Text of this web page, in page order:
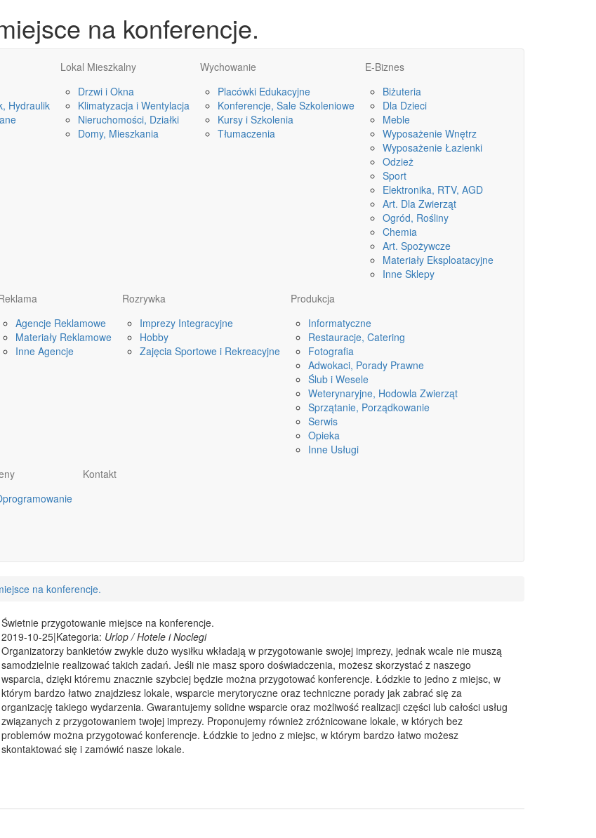
na konferencje.
Hydraulik
Lokal Mieszkalny
Drzwi i Okna
Klimatyzacja i Wentylacja
Nieruchomości, Działki
Domy, Mieszkania
Wychowanie
Placówki Edukacyjne
Konferencje, Sale Szkoleniowe
Kursy i Szkolenia
Tłumaczenia
E-Biznes
Biżuteria
Dla Dzieci
Meble
Wyposażenie Wnętrz
Wyposażenie Łazienki
Odzież
Sport
Elektronika, RTV, AGD
Art. Dla Zwierząt
Ogród, Rośliny
Chemia
Art. Spożywcze
Materiały Eksploatacyjne
Inne Sklepy
Agencje Reklamowe
Materiały Reklamowe
Inne Agencje
Rozrywka
Imprezy Integracyjne
Hobby
Zajęcia Sportowe i Rekreacyjne
Produkcja
Informatyczne
Restauracje, Catering
Fotografia
Adwokaci, Porady Prawne
Ślub i Wesele
Weterynaryjne, Hodowla Zwierząt
Sprzątanie, Porządkowanie
Serwis
Opieka
Inne Usługi
Kontakt
na konferencje.
Świetnie przygotowanie miejsce na konferencje.
2019-10-25|Kategoria: Urlop / Hotele i Noclegi
Organizatorzy bankietów zwykle dużo wysiłku wkładają w przygotowanie swojej imprezy, jednak wcale nie muszą
samodzielnie realizować takich zadań. Jeśli nie masz sporo doświadczenia, możesz skorzystać z naszego
wsparcia, dzięki któremu znacznie szybciej będzie można przygotować konferencje. Łódzkie to jedno z miejsc, w
którym bardzo łatwo znajdziesz lokale, wsparcie merytoryczne oraz techniczne porady jak zabrać się za
organizację takiego wydarzenia. Gwarantujemy solidne wsparcie oraz możliwość realizacji części lub całości usług
związanych z przygotowaniem twojej imprezy. Proponujemy również zróżnicowane lokale, w których bez
problemów można przygotować konferencje. Łódzkie to jedno z miejsc, w którym bardzo łatwo możesz
skontaktować się i zamówić nasze lokale.